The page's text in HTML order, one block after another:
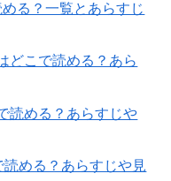
る？一覧とあらすじ
どこで読める？あら
読める？あらすじや
める？あらすじや見